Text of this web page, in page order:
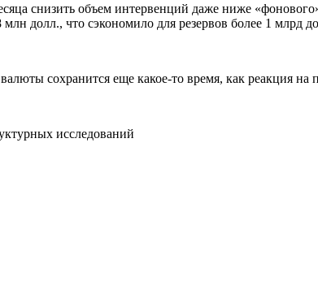
снизить объем интервенций даже ниже
долл., что сэкономило для резервов более 1 млрд
сохранится еще какое-то время, как реакция
исследований